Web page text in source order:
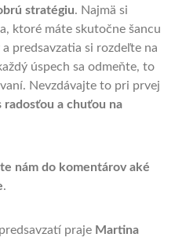
stratégiu. Najmä si
ktoré máte skutočne šancu
predsavzatia si rozdeľte na
úspech sa odmeňte, to
Nevzdávajte to pri prvej
radosťou a chuťou na
nám do komentárov aké
.
praje Martina